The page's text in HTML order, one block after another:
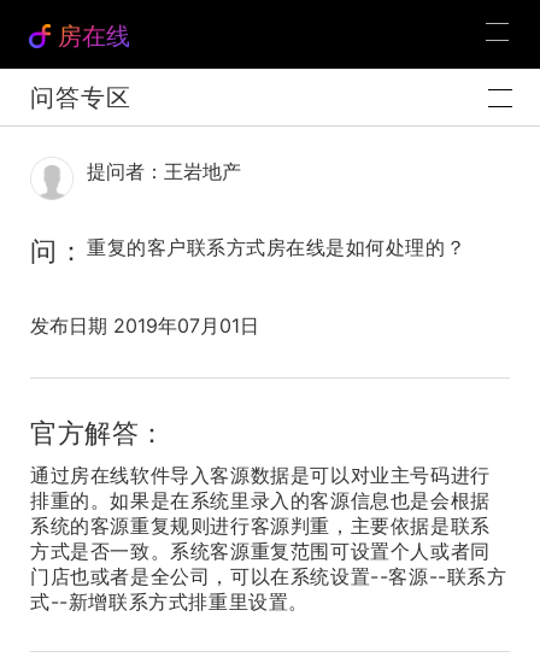
房在线
问答专区
提问者：王岩地产
问： 重复的客户联系方式房在线是如何处理的？
发布日期 2019年07月01日
官方解答：
通过房在线软件导入客源数据是可以对业主号码进行
排重的。如果是在系统里录入的客源信息也是会根据
系统的客源重复规则进行客源判重，主要依据是联系
方式是否一致。系统客源重复范围可设置个人或者同
门店也或者是全公司，可以在系统设置--客源--联系方
式--新增联系方式排重里设置。